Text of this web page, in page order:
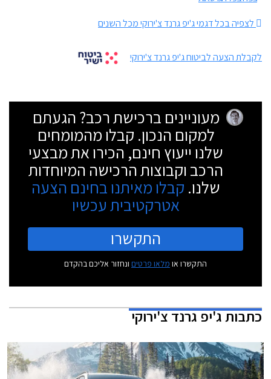
לצפיה בכל דגמי ג'יפ גרנד צ'ירוקי מכל השנים
לקבלת הצעה לביטוח ג'יפ גרנד צ'ירוקי
מעוניינים ברכישת רכב? הגעתם
למקום הנכון. קבלו מהמומחים
שלנו ייעוץ חינם, הכירו את מבצעי
הרכב וקבוצות הרכישה המיוחדות
שלנו. קבלו מאיתנו בחינם הצעה
אטרקטיבית עכשיו
התקשרו
התקשרו או מלאו פרטים ונחזור אליכם בהקדם
כתבותג'יפ גרנד צ'ירוקי